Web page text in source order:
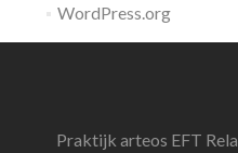
WordPress.org
Praktijk arteos EFT